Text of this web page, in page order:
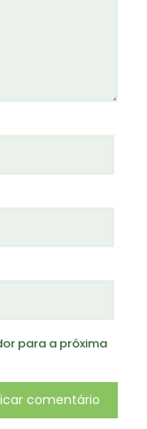
para a próxima